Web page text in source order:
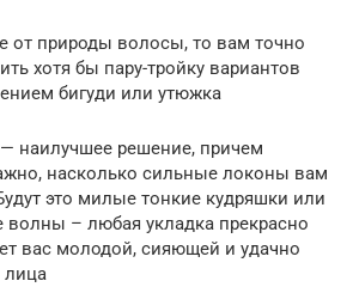
от природы волосы, то вам точно
хотя бы пару-тройку вариантов
бигуди или утюжка
наилучшее решение, причем
насколько сильные локоны вам
это милые тонкие кудряшки или
– любая укладка прекрасно
вас молодой, сияющей и удачно
лица